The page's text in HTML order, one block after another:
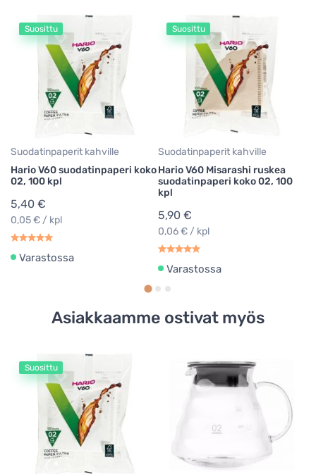
Suosittu
Suodatinpaperit kahville
Hario V60 suodatinpaperi koko
02, 100 kpl
5,40 €
0,05 € / kpl
Varastossa
Suosittu
Suodatinpaperit kahville
Hario V60 Misarashi ruskea
suodatinpaperi koko 02, 100
kpl
5,90 €
0,06 € / kpl
Varastossa
Asiakkaamme ostivat myös
Suosittu